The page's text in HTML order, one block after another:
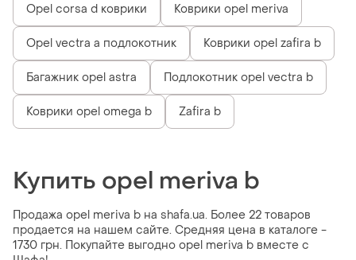
Opel corsa d коврики Коврики opel meriva
Opel vectra a подлокотник Коврики opel zafira b
Багажник opel astra Подлокотник opel vectra b
Коврики opel omega b Zafira b
Купить opel meriva b
Продажа opel meriva b на shafa.ua. Более 22 товаров
продается на нашем сайте. Средняя цена в каталоге -
1730 грн. Покупайте выгодно opel meriva b вместе с